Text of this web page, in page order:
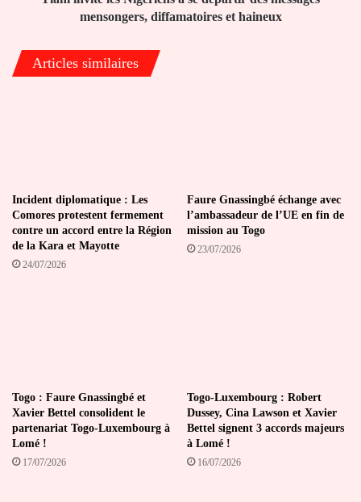
haineux
mensongers, diffamatoires et haineux
Articles similaires
Incident diplomatique : Les
Comores protestent fermement
contre un accord entre la Région
de la Kara et Mayotte
24/07/2026
Faure Gnassingbé échange avec
l’ambassadeur de l’UE en fin de
mission au Togo
23/07/2026
Togo : Faure Gnassingbé et
Xavier Bettel consolident le
partenariat Togo-Luxembourg à
Lomé !
17/07/2026
Togo-Luxembourg : Robert
Dussey, Cina Lawson et Xavier
Bettel signent 3 accords majeurs
à Lomé !
16/07/2026